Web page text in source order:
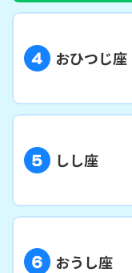
おひつじ座
しし座
おうし座